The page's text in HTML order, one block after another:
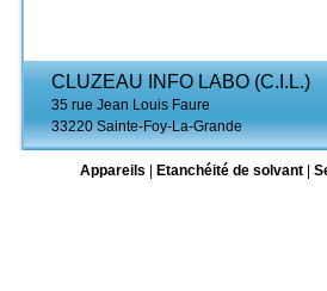
CLUZEAU INFO LABO (C.I.L.)
35 rue Jean Louis Faure
33220 Sainte-Foy-La-Grande
Appareils
Etanchéité de solvant